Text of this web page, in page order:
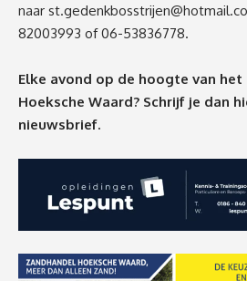
naar
82003993 of 06-53836778.
Elke avond op de hoogte van
Hoeksche Waard? Schrijf je dan
nieuwsbrief.